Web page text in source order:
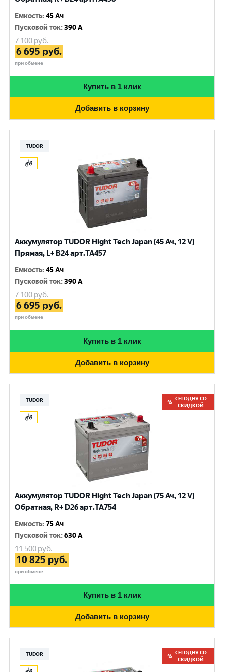
Емкость:45 Ач
Пусковой ток:390 A
7 100руб.
6 695 руб.
при обмене
Купить в 1 клик
Добавить в корзину
TUDOR
Аккумулятор TUDOR Hight Tech Japan (45 Ач, 12 V)
Прямая, L+ B24 арт.TA457
Емкость:45 Ач
Пусковой ток:390 A
7 100руб.
6 695 руб.
при обмене
Купить в 1 клик
Добавить в корзину
TUDOR
СЕГОДНЯ СО
СКИДКОЙ
Аккумулятор TUDOR Hight Tech Japan (75 Ач, 12 V)
Обратная, R+ D26 арт.TA754
Емкость:75 Ач
Пусковой ток:630 A
11 500руб.
10 825 руб.
при обмене
Купить в 1 клик
Добавить в корзину
TUDOR
СЕГОДНЯ СО
СКИДКОЙ